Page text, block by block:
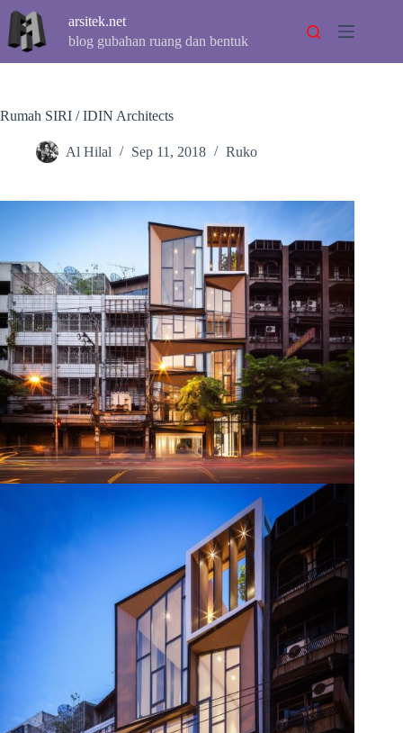
to
content
arsitek.net
blog gubahan ruang dan bentuk
Rumah SIRI / IDIN Architects
Al Hilal Sep 11, 2018 Ruko